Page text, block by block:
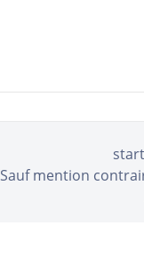
Sauf mention